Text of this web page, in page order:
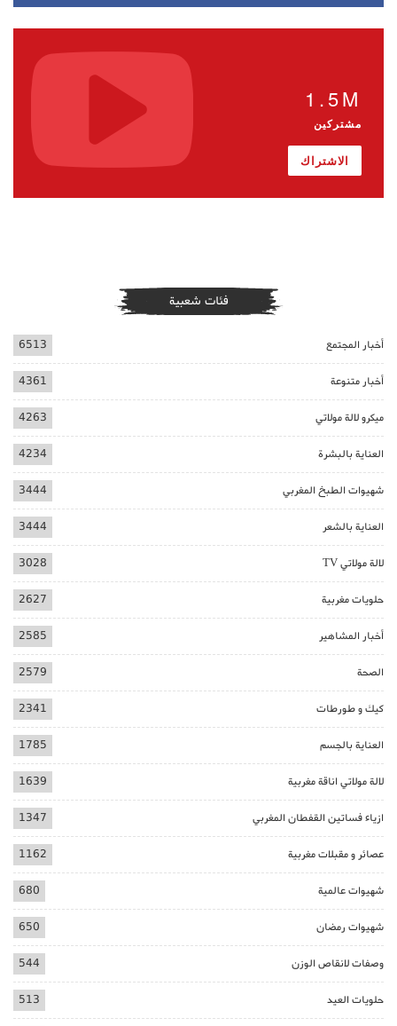
1.5M
مشتركين
الاشتراك
فئات شعبية
أخبار المجتمع 6513
أخبار متنوعة 4361
ميكرو لالة مولاتي 4263
العناية بالبشرة 4234
شهيوات الطبخ المغربي 3444
العناية بالشعر 3444
لالة مولاتي TV 3028
حلويات مغربية 2627
أخبار المشاهير 2585
الصحة 2579
كيك و طورطات 2341
العناية بالجسم 1785
لالة مولاتي اناقة مغربية 1639
ازياء فساتين القفطان المغربي 1347
عصائر و مقبلات مغربية 1162
شهيوات عالمية 680
شهيوات رمضان 650
وصفات لانقاص الوزن 544
حلويات العيد 513